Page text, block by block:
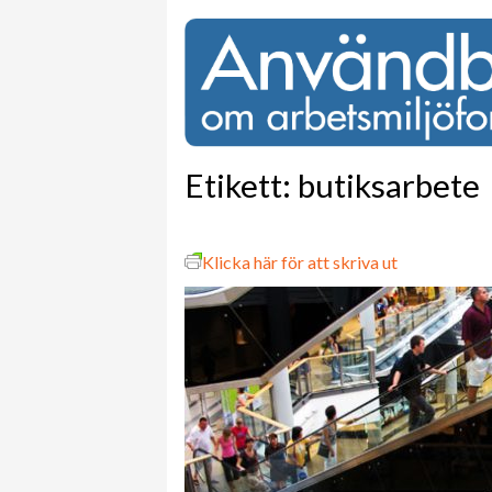
Etikett: butiksarbete
Klicka här för att skriva ut